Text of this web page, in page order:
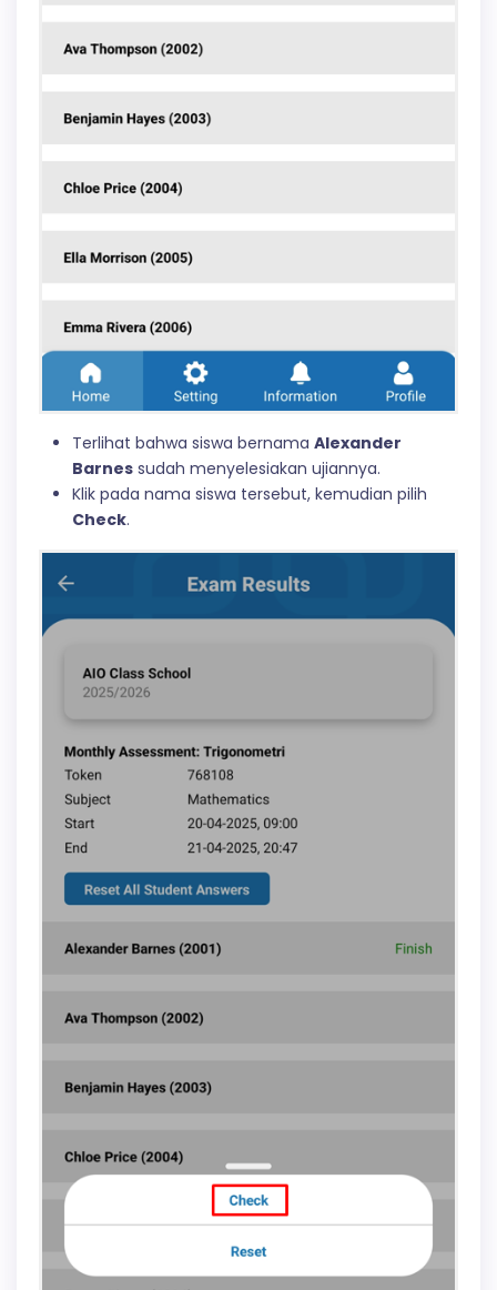
Terlihat bahwa siswa bernama Alexander
Barnes sudah menyelesiakan ujiannya.
Klik pada nama siswa tersebut, kemudian pilih
Check.